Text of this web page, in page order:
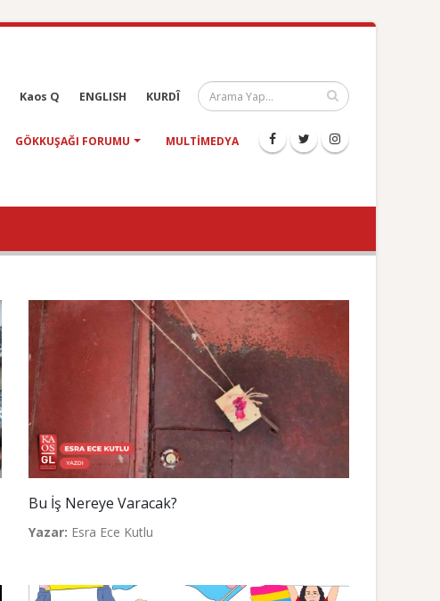
Kaos Q ENGLISH KURDÎ
GÖKKUŞAĞI FORUMU MULTIMEDYA
Bu İş Nereye Varacak?
Yazar: Esra Ece Kutlu